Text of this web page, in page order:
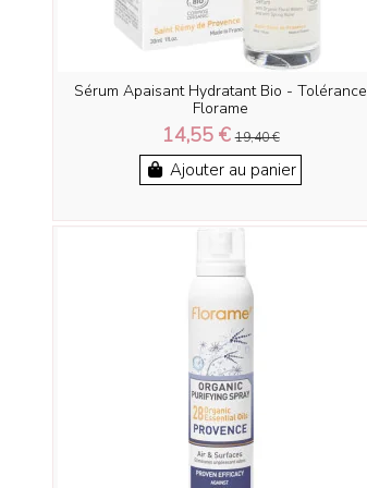
Sérum Apaisant Hydratant Bio - Tolérance
Florame
14,55 €19,40 €
Ajouter au panier